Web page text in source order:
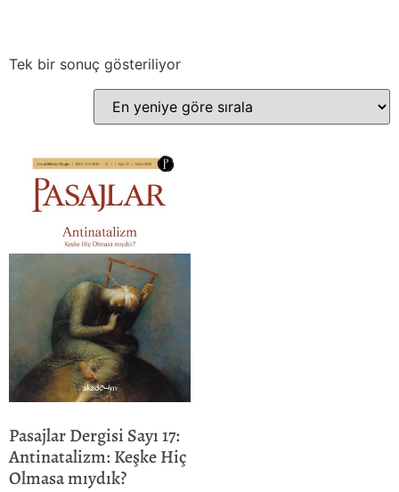
Tek bir sonuç gösteriliyor
Pasajlar Dergisi Sayı 17:
Antinatalizm: Keşke Hiç
Olmasa mıydık?